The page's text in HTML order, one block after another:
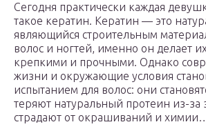
Сегодня практически каждая
такое кератин. Кератин — это
являющийся строительным
волос и ногтей, именно он делает
крепкими и прочными. Однако
жизни и окружающие условия
испытанием для волос: они
теряют натуральный протеин из-за
страдают от окрашиваний и